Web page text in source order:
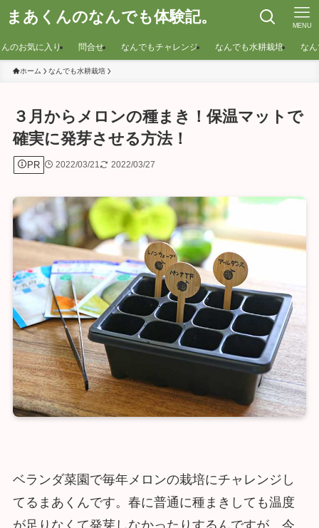
まあくんのなんでも体験記。 MENU
のお気に入り 問合せ なんでもチャレンジ なんでも水耕栽培 な
ホーム なんでも水耕栽培
３月からメロンの種まき！保温マットで
確実に発芽させる方法！
PR 2022/03/21 2022/03/27
ベランダ菜園で毎年メロンの栽培にチャレンジし
てるまあくんです。春に普通に種まきしても温度
が足りなくて発芽しなかったりするんですが、今